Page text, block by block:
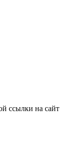
ссылки на сайт